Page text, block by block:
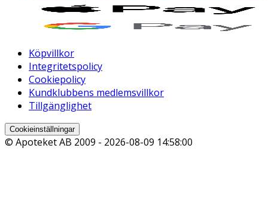
Köpvillkor
Integritetspolicy
Cookiepolicy
Kundklubbens medlemsvillkor
Tillgänglighet
Cookieinställningar
© Apoteket AB 2009 - 2026-08-09 14:58:00